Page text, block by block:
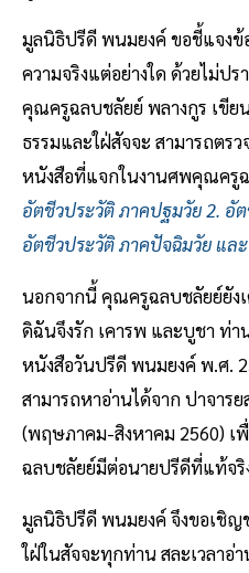
มูลนิธิปรีดี พนมยงค์ ขอชี้แจงข้อ
ความจริงแต่อย่างใด ด้วยไม่ป
คุณครูฉลบชลัยย์ พลางกูร เขีย
ธรรมและใฝ่สัจจะ สามารถตร
หนังสือที่แจกในงานศพคุณครู
อัตชีวประวัติ ภาคปฐมวัย 2. อั
อัตชีวประวัติ ภาคปัจฉิมวัย แล
นอกจากนี้ คุณครูฉลบชลัยย์ยัง
ดิฉันจึงรัก เคารพ และบูชา ท่
หนังสือวันปรีดี พนมยงค์ พ.ศ.
สามารถหาอ่านได้จาก ปาจาร
(พฤษภาคม-สิงหาคม 2560)
ฉลบชลัยย์มีต่อนายปรีดีที่แท้จริ
มูลนิธิปรีดี พนมยงค์ จึงขอเชิญ
ใฝ่ในสัจจะทุกท่าน สละเวลาอ่